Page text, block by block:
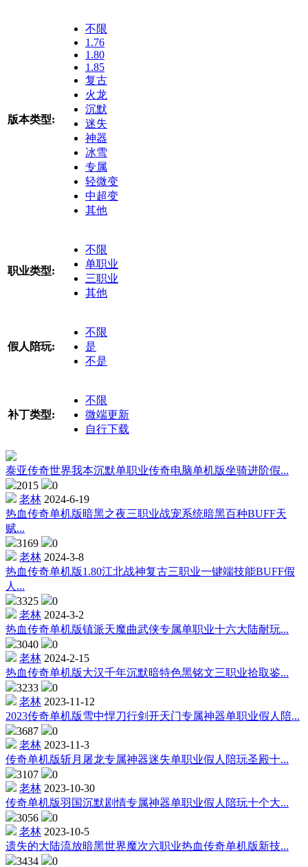
版本类型:
不限
1.76
1.80
1.85
复古
火龙
沉默
迷失
神器
冰雪
专属
轻微变
中超变
其他
职业类型:
不限
单职业
三职业
其他
假人陪玩:
不限
是
不是
补丁类型:
不限
微端更新
自行下载
泰亚传奇世界我本沉默单职业传奇电脑单机版坐骑进阶假...
2015
0
老林 2024-6-19
热血传奇单机版暗黑之夜三职业战宠系统暗黑百种BUFF天
赋...
3169
0
老林 2024-3-8
热血传奇单机版1.80江北战神复古三职业一键端技能BUFF假
人...
3325
0
老林 2024-3-2
热血传奇单机版镇派天魔曲武侠专属单职业十六大陆耐玩...
3040
0
老林 2024-2-15
热血传奇单机版大汉千年沉默暗特色黑铭文三职业拾取鉴...
3233
0
老林 2023-11-12
2023传奇单机版雪中悍刀行剑开天门专属神器单职业假人陪...
3687
0
老林 2023-11-3
传奇单机版斩月屠龙专属神器迷失单职业假人陪玩圣殿十...
3107
0
老林 2023-10-30
传奇单机版羽国沉默剧情专属神器单职业假人陪玩十个大...
3056
0
老林 2023-10-5
遗失的大陆流放暗黑世界魔次六职业热血传奇单机版新技...
3434
0